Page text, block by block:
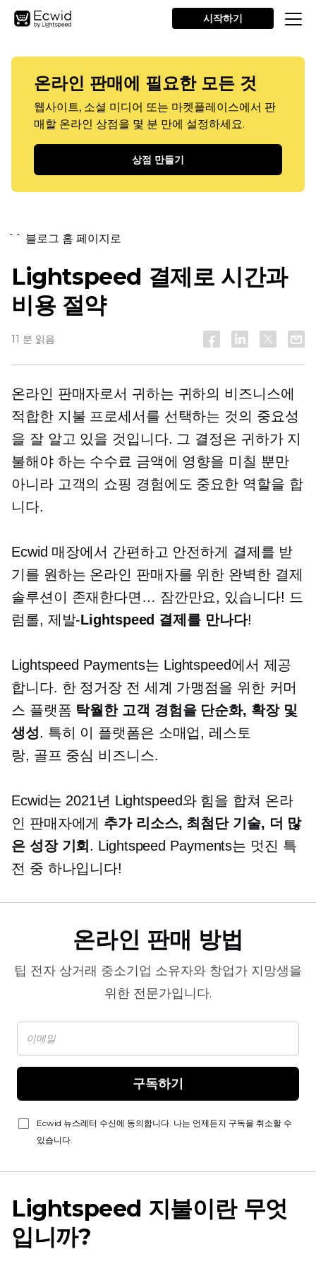
시작하기
온라인 판매에 필요한 모든 것
웹사이트, 소셜 미디어 또는 마켓플레이스에서 판
매할 온라인 상점을 몇 분 만에 설정하세요.
상점 만들기
`` 블로그 홈 페이지로
Lightspeed 결제로 시간과
비용 절약
11 분 읽음
온라인 판매자로서 귀하는 귀하의 비즈니스에
적합한 지불 프로세서를 선택하는 것의 중요성
을 잘 알고 있을 것입니다. 그 결정은 귀하가 지
불해야 하는 수수료 금액에 영향을 미칠 뿐만
아니라 고객의 쇼핑 경험에도 중요한 역할을 합
니다.
Ecwid 매장에서 간편하고 안전하게 결제를 받
기를 원하는 온라인 판매자를 위한 완벽한 결제
솔루션이 존재한다면… 잠깐만요, 있습니다! 드
럼롤, 제발-Lightspeed 결제를 만나다!
Lightspeed Payments는 Lightspeed에서 제공
합니다. 한 정거장 전 세계 가맹점을 위한 커머
스 플랫폼 탁월한 고객 경험을 단순화, 확장 및
생성. 특히 이 플랫폼은 소매업, 레스토
랑, 골프 중심 비즈니스.
Ecwid는 2021년 Lightspeed와 힘을 합쳐 온라
인 판매자에게 추가 리소스, 최첨단기술, 더 많
은 성장 기회 . Lightspeed Payments는 멋진 특
전 중 하나입니다!
온라인 판매 방법
팁 전자 상거래 중소기업 소유자와 창업가 지망생을
위한 전문가입니다.
구독하기
Ecwid 뉴스레터 수신에 동의합니다. 나는 언제든지 구독을 취소할 수
있습니다.
Lightspeed 지불이란 무엇
입니까?